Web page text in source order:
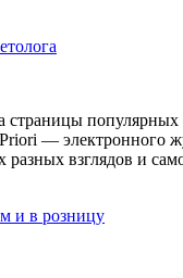
страницы популярных
— электронного
разных взглядов и
и в розницу